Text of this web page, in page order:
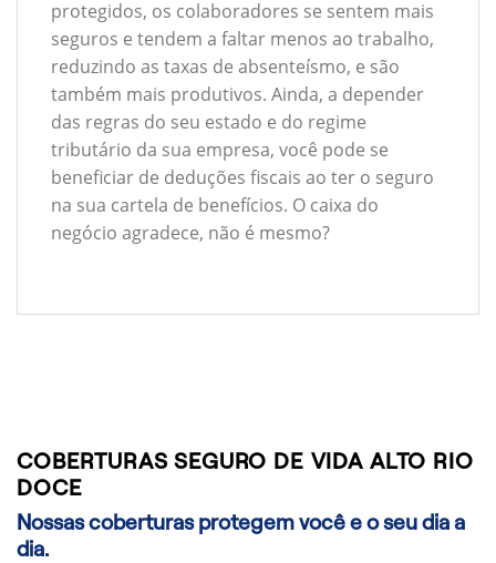
protegidos, os colaboradores se sentem mais
seguros e tendem a faltar menos ao trabalho,
reduzindo as taxas de absenteísmo, e são
também mais produtivos. Ainda, a depender
das regras do seu estado e do regime
tributário da sua empresa, você pode se
beneficiar de deduções fiscais ao ter o seguro
na sua cartela de benefícios. O caixa do
negócio agradece, não é mesmo?
COBERTURAS SEGURO DE VIDA ALTO RIO
DOCE
Nossas coberturas protegem você e o seu dia a
dia.